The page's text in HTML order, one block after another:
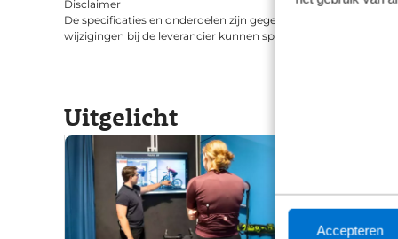
Accepteren
Disclaimer
De specificaties en onderdelen zijn gegeven op basis van
wijzigingen bij de leverancier kunnen specificaties afwijken.
Uitgelicht